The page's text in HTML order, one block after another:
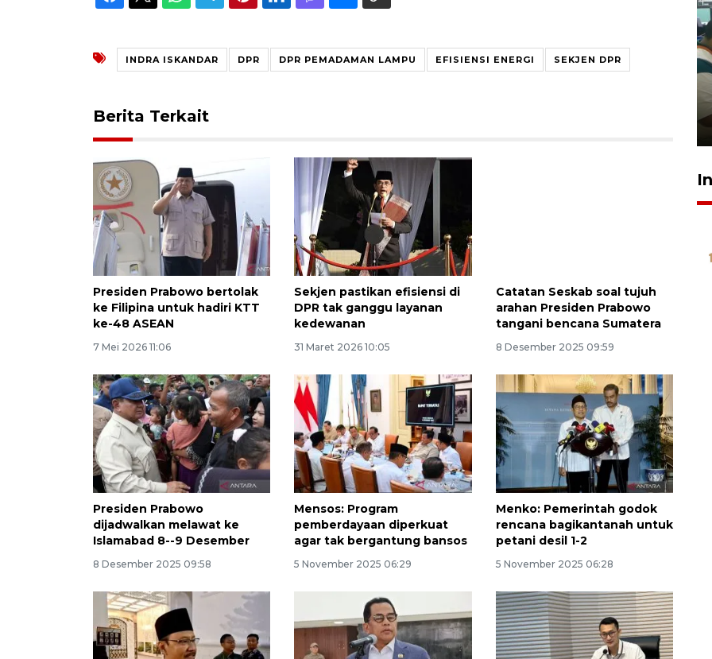
INDRA ISKANDAR DPR DPR PEMADAMAN LAMPU EFISIENSI ENERGI SEKJEN DPR
Berita Terkait
Presiden Prabowo bertolak
ke Filipina untuk hadiri KTT
ke-48 ASEAN
7 Mei 2026 11:06
Sekjen pastikan efisiensi di
DPR tak ganggu layanan
kedewanan
31 Maret 2026 10:05
Catatan Seskab soal tujuh
arahan Presiden Prabowo
tangani bencana Sumatera
8 Desember 2025 09:59
Presiden Prabowo
dijadwalkan melawat ke
Islamabad 8--9 Desember
8 Desember 2025 09:58
Mensos: Program
pemberdayaan diperkuat
agar tak bergantung bansos
5 November 2025 06:29
Menko: Pemerintah godok
rencana bagikantanah untuk
petani desil 1-2
5 November 2025 06:28
Ambon ajak semua pihak buka